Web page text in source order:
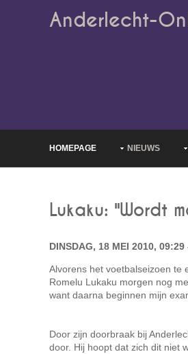
Anderlecht-
HOMEPAGE NIEUWS
Lukaku: "Wordt
DINSDAG, 18 MEI 2010,
Alvorens het voetbalseizoen te
Romelu Lukaku morgen nog
want daarna beginnen mijn
Door zijn doorbraak bij
door. Hij hoopt dat zich dit niet